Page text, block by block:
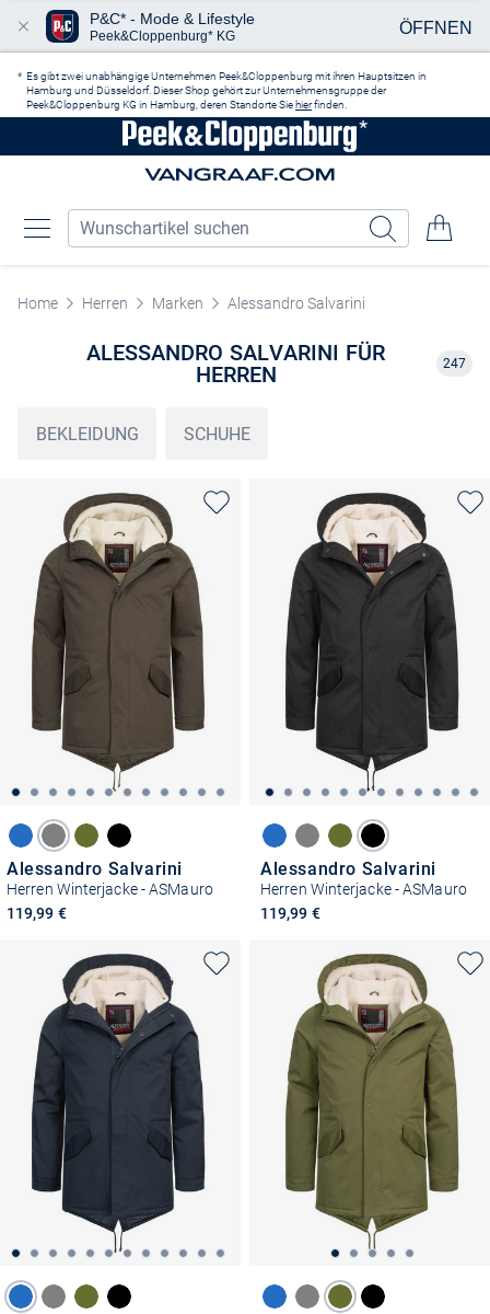
Es gibt zwei unabhängige Unternehmen Peek&Cloppenburg mit ihren Hauptsitzen in
Hamburg und Düsseldorf. Dieser Shop gehört zur Unternehmensgruppe der
Peek&Cloppenburg KG in Hamburg, deren Standorte Sie hierfinden.
Home Herren Marken Alessandro Salvarini
ALESSANDRO SALVARINI FÜR
HERREN
247
BEKLEIDUNG SCHUHE
Alessandro Salvarini
Herren Winterjacke - ASMauro
119,99 €
Alessandro Salvarini
Herren Winterjacke - ASMauro
119,99 €
P&C* - Mode & Lifestyle
Peek&Cloppenburg* KG ÖFFNEN